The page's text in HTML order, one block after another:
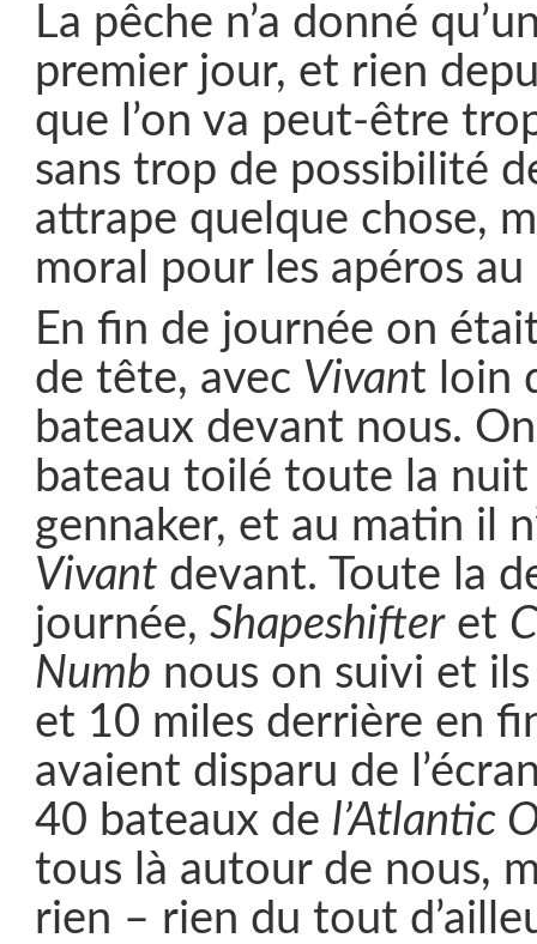
La pêche n’a donné
premier jour, et rien
que l’on va peut-être
sans trop de possibilité
attrape quelque chose,
moral pour les apéros
En fin de journée on
de tête, avec Vivant loin
bateaux devant nous.
bateau toilé toute la
gennaker, et au matin il
Vivant devant. Toute la
journée, Shapeshifteret
Numb nous on suivi et
et 10 miles derrière en
avaient disparu de
40 bateaux de l’Atlantic
tous là autour de nous,
rien – rien du tout